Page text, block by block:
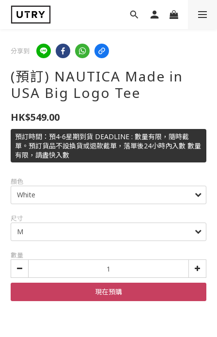
分享到
(預訂) NAUTICA Made in
USA Big Logo Tee
HK$549.00
預訂時間：預4-6星期到貨 DEADLINE : 數量有限，隨時截
單。預訂貨品不設換貨或退款截單，落單後24小時內入數 數量
有限，請盡快入數
顏色
尺寸
數量
現在預購